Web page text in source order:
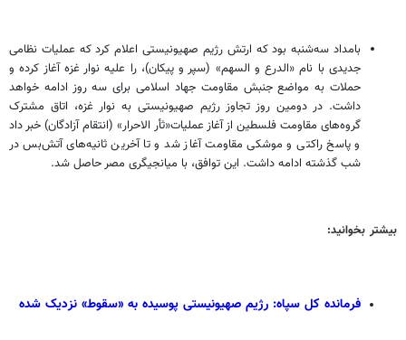
بامداد سه‌شنبه بود که ارتش رژیم صهیونیستی اعلام کرد که عملیات نظامی
جدیدی با نام «الدرع و السهم» (سپر و پیکان)، را علیه نوار غزه آغاز کرده و
حملات به مواضع جنبش مقاومت جهاد اسلامی برای سه روز ادامه خواهد
داشت. در دومین روز تجاوز رژیم صهیونیستی به نوار غزه، اتاق مشترک
گروه‌های مقاومت فلسطین از آغاز عملیات«ثأر الاحرار» (انتقام آزادگان) خبر داد
و پاسخ راکتی و موشکی مقاومت آغاز شد و تا آخرین ثانیه‌های آتش‌بس در
شب گذشته ادامه داشت. این توافق، با میانجیگری مصر حاصل شد.
بیشتر بخوانید:
فرمانده کل سپاه: رژیم صهیونیستی پوسیده به «سقوط» نزدیک‌ شده